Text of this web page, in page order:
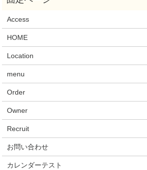
Access
HOME
Location
menu
Order
Owner
Recruit
お問い合わせ
カレンダーテスト